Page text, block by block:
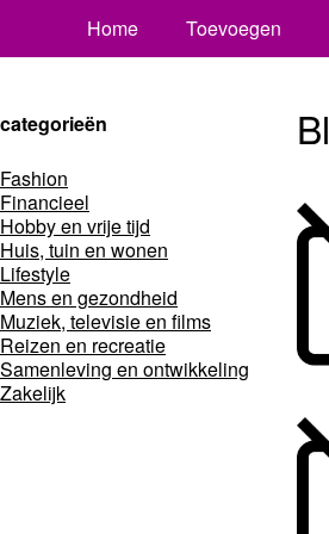
Home Toevoegen
Fashion
Financieel
Hobby en vrije tijd
Huis, tuin en wonen
Lifestyle
Mens en gezondheid
Muziek, televisie en films
Reizen en recreatie
Samenleving en ontwikkeling
Zakelijk